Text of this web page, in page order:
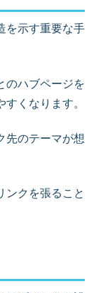
を示す重要な手
のハブページを
くなります。
先のテーマが想
ンクを張ること